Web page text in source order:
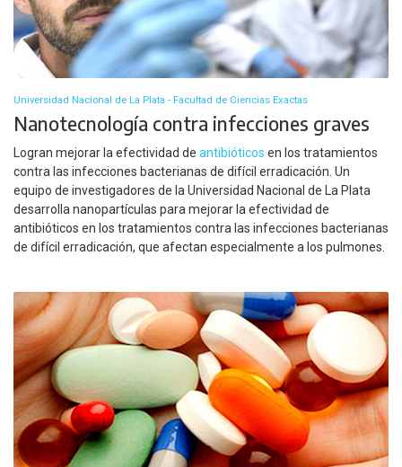
Universidad Nacional de La Plata - Facultad de Ciencias Exactas
Nanotecnología contra infecciones graves
Logran mejorar la efectividad de antibióticos en los tratamientos
contra las infecciones bacterianas de difícil erradicación. Un
equipo de investigadores de la Universidad Nacional de La Plata
desarrolla nanopartículas para mejorar la efectividad de
antibióticos en los tratamientos contra las infecciones bacterianas
de difícil erradicación, que afectan especialmente a los pulmones.